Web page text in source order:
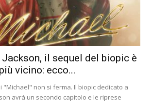
il sequel del biopic è
vicino: ecco...
"Michael" non si ferma. Il biopic dedicato a
avrà un secondo capitolo e le riprese